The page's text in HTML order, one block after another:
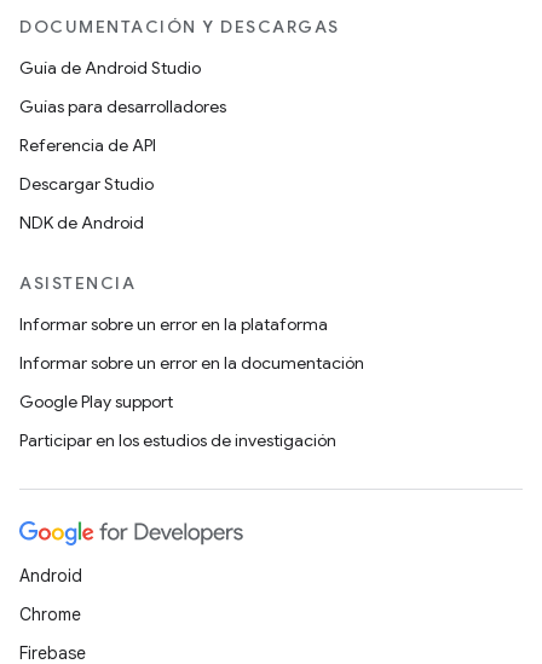
DOCUMENTACIÓN Y DESCARGAS
Guía de Android Studio
Guías para desarrolladores
Referencia de API
Descargar Studio
NDK de Android
ASISTENCIA
Informar sobre un error en la plataforma
Informar sobre un error en la documentación
Google Play support
Participar en los estudios de investigación
Android
Chrome
Firebase